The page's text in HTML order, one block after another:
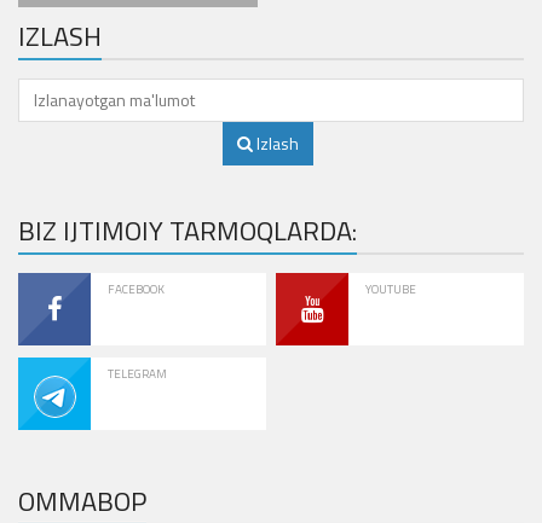
IZLASH
Izlash
BIZ IJTIMOIY TARMOQLARDA:
FACEBOOK YOUTUBE
TELEGRAM
OMMABOP